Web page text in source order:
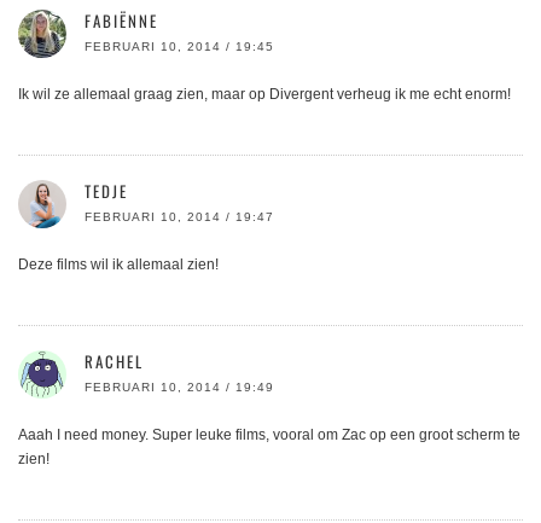
FABIËNNE
FEBRUARI 10, 2014 / 19:45
Ik wil ze allemaal graag zien, maar op Divergent verheug ik me echt enorm!
TEDJE
FEBRUARI 10, 2014 / 19:47
Deze films wil ik allemaal zien!
RACHEL
FEBRUARI 10, 2014 / 19:49
Aaah I need money. Super leuke films, vooral om Zac op een groot scherm te
zien!